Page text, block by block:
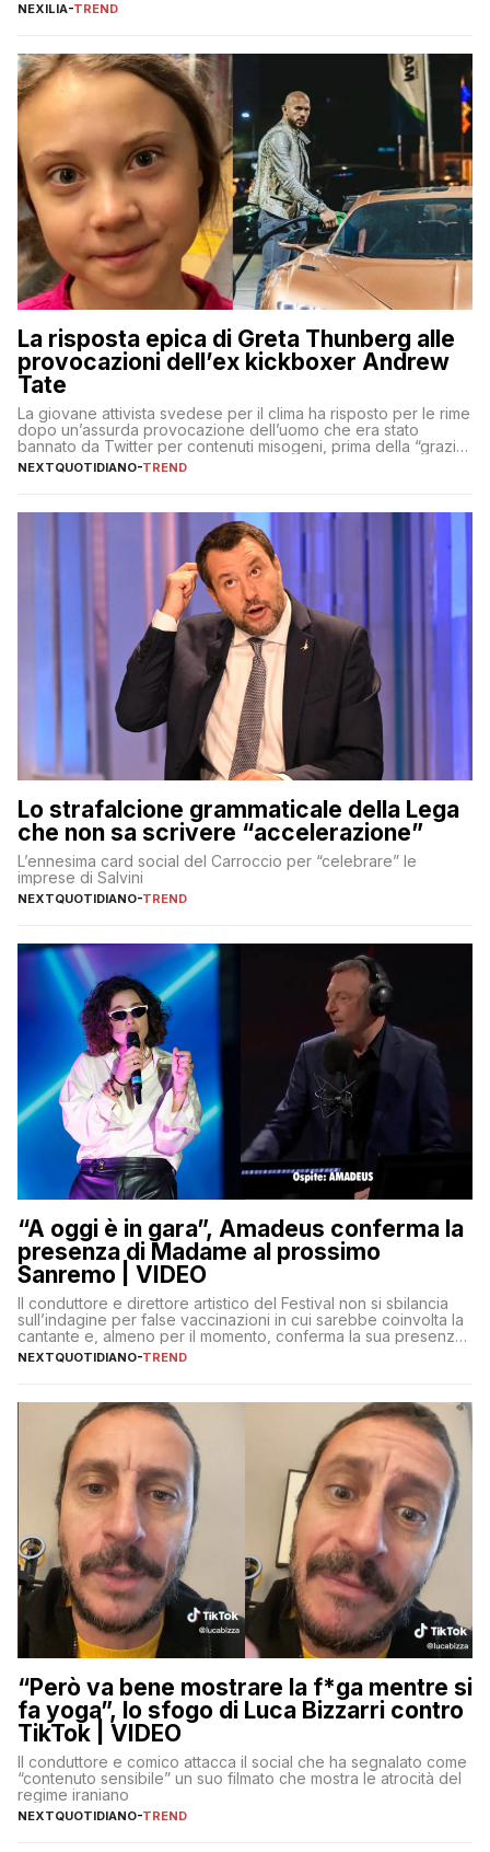
culturale unico al mondo. Attraverso i millenni, l’Egitto è stato il
NEXILIA-TREND
La risposta epica di Greta Thunberg alle
provocazioni dell’ex kickboxer Andrew
Tate
La giovane attivista svedese per il clima ha risposto per le rime
dopo un’assurda provocazione dell’uomo che era stato
bannato da Twitter per contenuti misogeni, prima della “grazia”
di Elon Musk
NEXTQUOTIDIANO-TREND
Lo strafalcione grammaticale della Lega
che non sa scrivere “accelerazione”
L’ennesima card social del Carroccio per “celebrare” le
imprese di Salvini
NEXTQUOTIDIANO-TREND
“A oggi è in gara”, Amadeus conferma la
presenza di Madame al prossimo
Sanremo | VIDEO
Il conduttore e direttore artistico del Festival non si sbilancia
sull’indagine per false vaccinazioni in cui sarebbe coinvolta la
cantante e, almeno per il momento, conferma la sua presenza
sul palco dell’Ariston
NEXTQUOTIDIANO-TREND
“Però va bene mostrare la f*ga mentre si
fa yoga”, lo sfogo di Luca Bizzarri contro
TikTok | VIDEO
Il conduttore e comico attacca il social che ha segnalato come
“contenuto sensibile” un suo filmato che mostra le atrocità del
regime iraniano
NEXTQUOTIDIANO-TREND